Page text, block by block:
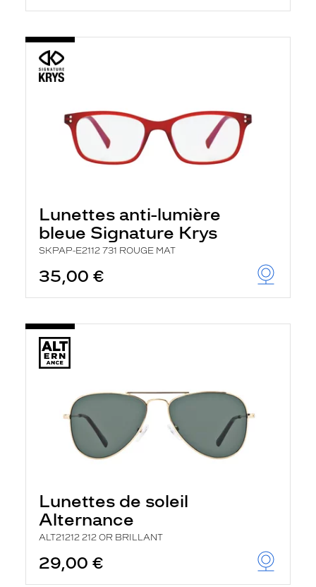
Lunettes anti-lumière
bleue Signature Krys
SKPAP-E2112 731 ROUGE MAT
35,00 €
Lunettes de soleil
Alternance
ALT21212 212 OR BRILLANT
29,00 €